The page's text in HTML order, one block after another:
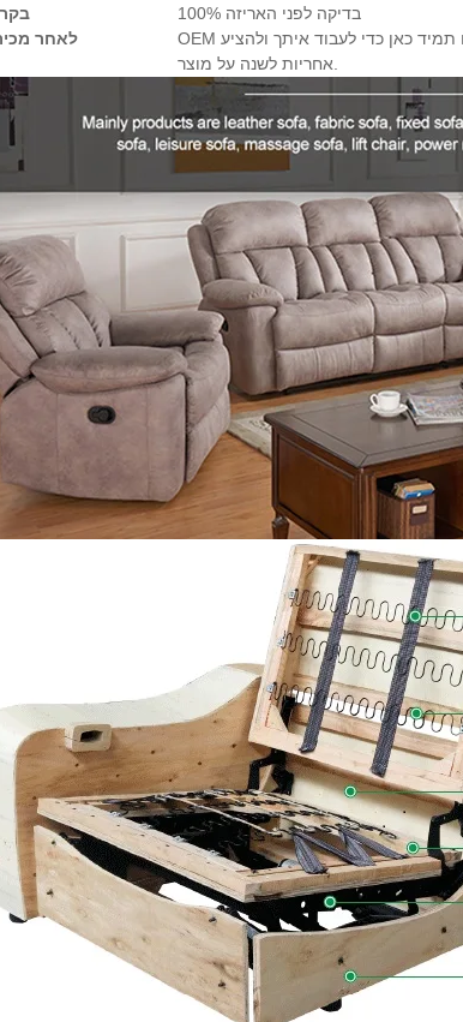
100% בדיקה לפני האריזה
לאחר
OEM ונבנה בהתאמה אישית ברוך הבא! אנחנו תמיד כאן כדי לעבוד איתך ולהציע
אחריות לשנה על מוצר.